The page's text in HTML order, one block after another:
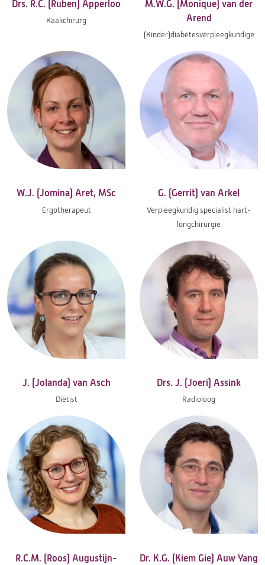
Drs. R.C. (Ruben) Apperloo
Kaakchirurg
M.W.G. (Monique) van der
Arend
(Kinder)diabetes­verpleegkundige
W.J. (Jomina) Aret, MSc
Ergotherapeut
G. (Gerrit) van Arkel
Verpleegkundig specialist hart-
longchirurgie
J. (Jolanda) van Asch
Diëtist
Drs. J. (Joeri) Assink
Radioloog
R.C.M. (Roos) Augustijn-
Dr. K.G. (Kiem Gie) Auw Yang